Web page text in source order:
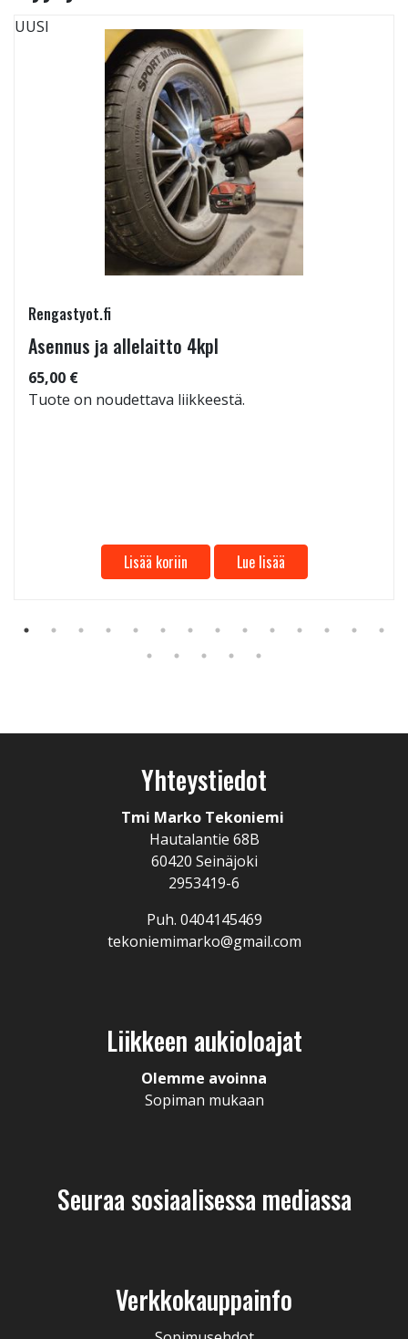
UUSI
Rengastyot.fi
Asennus ja allelaitto 4kpl
65,00 €
Tuote on noudettava liikkeestä.
Lisää koriin Lue lisää
Yhteystiedot
Tmi Marko Tekoniemi
Hautalantie 68B
60420 Seinäjoki
2953419-6
Puh. 0404145469
tekoniemimarko@gmail.com
Liikkeen aukioloajat
Olemme avoinna
Sopiman mukaan
Seuraa sosiaalisessa mediassa
Verkkokauppainfo